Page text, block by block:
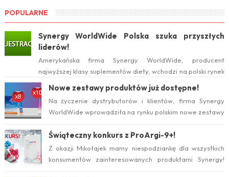
POPULARNE
Synergy WorldWide Polska szuka przyszłych
liderów!
Amerykańska firma Synergy WorldWide, producent
najwyższej klasy suplementów diety, wchodzi na polski rynek
już w tym roku. Serwis internetow...
Nowe zestawy produktów już dostępne!
Na życzenie dystrybutorów i klientów, firma Synergy
WorldWide wprowadziła na rynku polskim nowe zestawy
Świąteczny konkurs z ProArgi-9+!
Z okazji Mikołajek mamy niespodziankę dla wszystkich
konsumentów zainteresowanych produktami Synergy!